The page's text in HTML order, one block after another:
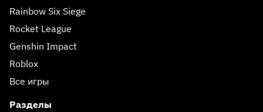
Rainbow Six Siege
Rocket League
Genshin Impact
Roblox
Все игры
Разделы